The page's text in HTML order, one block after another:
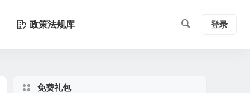
政策法规库 登录
免费礼包